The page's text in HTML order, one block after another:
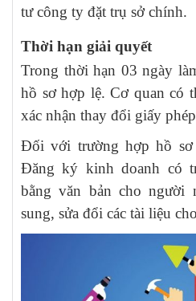
tư công ty đặt trụ sở chính.
Thời hạn giải quyết
Trong thời hạn 03 ngày
hồ sơ hợp lệ. Cơ quan có
xác nhận thay đổi giấy
Đối với trường hợp hồ sơ
Đăng ký kinh doanh có
bằng văn bản cho người
sung, sửa đổi các tài liệu